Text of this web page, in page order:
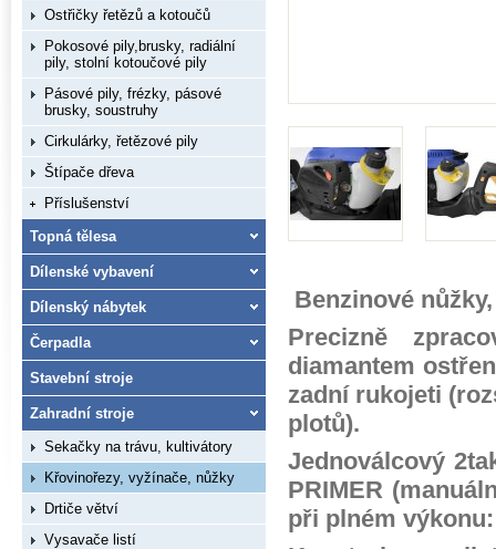
Benzinové
Precizně
diamantem
zadní rukojeti
plotů).
Jednoválcový
PRIMER
při plném
Ostřičky řetězů a kotoučů
Pokosové pily,brusky, radiální
pily, stolní kotoučové pily
Pásové pily, frézky, pásové
brusky, soustruhy
Cirkulárky, řetězové pily
Štípače dřeva
Příslušenství
Topná tělesa
Dílenské vybavení
Dílenský nábytek
Čerpadla
Stavební stroje
Zahradní stroje
Sekačky na trávu, kultivátory
Křovinořezy, vyžínače, nůžky
Drtiče větví
Vysavače listí